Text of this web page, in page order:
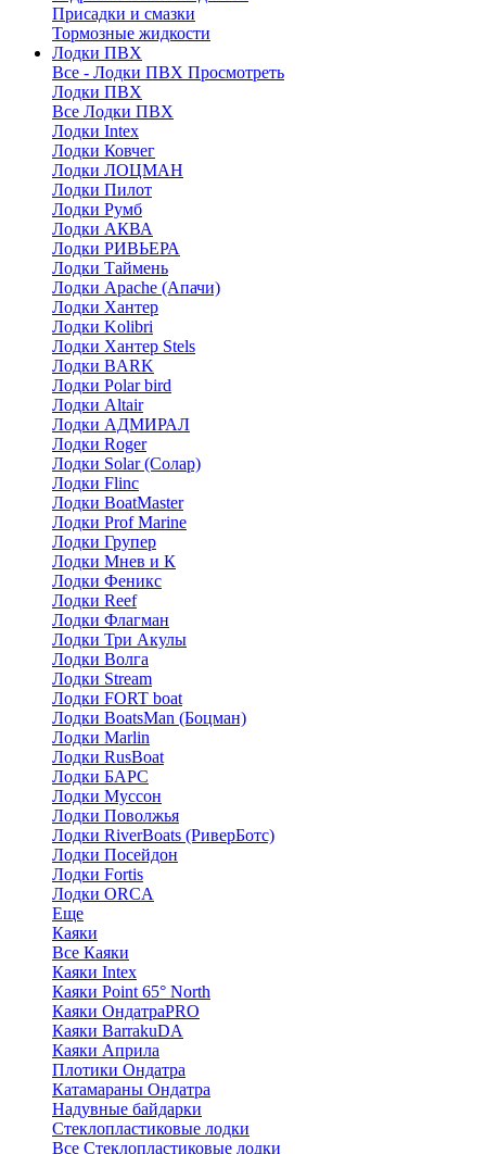
Присадки и смазки
Тормозные жидкости
Лодки ПВХ
Все - Лодки ПВХ Просмотреть
Лодки ПВХ
Все Лодки ПВХ
Лодки Intex
Лодки Ковчег
Лодки ЛОЦМАН
Лодки Пилот
Лодки Румб
Лодки АКВА
Лодки РИВЬЕРА
Лодки Таймень
Лодки Apache (Апачи)
Лодки Хантер
Лодки Kolibri
Лодки Хантер Stels
Лодки BARK
Лодки Polar bird
Лодки Altair
Лодки АДМИРАЛ
Лодки Roger
Лодки Solar (Солар)
Лодки Flinc
Лодки BoatMaster
Лодки Prof Marine
Лодки Групер
Лодки Мнев и К
Лодки Феникс
Лодки Reef
Лодки Флагман
Лодки Три Акулы
Лодки Волга
Лодки Stream
Лодки FORT boat
Лодки BoatsMan (Боцман)
Лодки Marlin
Лодки RusBoat
Лодки БАРС
Лодки Муссон
Лодки Поволжья
Лодки RiverBoats (РиверБотс)
Лодки Посейдон
Лодки Fortis
Лодки ORCA
Еще
Каяки
Все Каяки
Каяки Intex
Каяки Point 65° North
Каяки ОндатраPRO
Каяки BarrakuDA
Каяки Априла
Плотики Ондатра
Катамараны Ондатра
Надувные байдарки
Стеклопластиковые лодки
Все Стеклопластиковые лодки